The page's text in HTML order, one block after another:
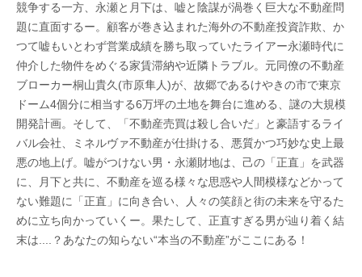
競争する一方、永瀬と月下は、嘘と陰謀が渦巻く巨大な不動産問
題に直面するー。顧客が巻き込まれた海外の不動産投資詐欺、か
つて嘘もいとわず営業成績を勝ち取っていたライアー永瀬時代に
仲介した物件をめぐる家賃滞納や近隣トラブル。元同僚の不動産
ブローカー桐山貴久(市原隼人)が、故郷であるけやきの市で東京
ドーム4個分に相当する6万坪の土地を舞台に進める、謎の大規模
開発計画。そして、「不動産売買は殺し合いだ」と豪語するライ
バル会社、ミネルヴァ不動産が仕掛ける、悪質かつ巧妙な史上最
悪の地上げ。嘘がつけない男・永瀬財地は、己の「正直」を武器
に、月下と共に、不動産を巡る様々な思惑や人間模様などかって
ない難題に「正直」に向き合い、人々の笑顔と街の未来を守るた
めに立ち向かっていくー。果たして、正直すぎる男が辿り着く結
末は....？あなたの知らない“本当の不動産”がここにある！